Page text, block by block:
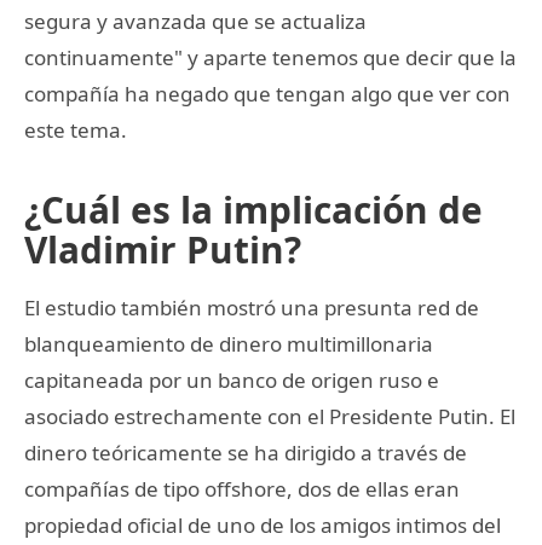
segura y avanzada que se actualiza
continuamente" y aparte tenemos que decir que la
compañía ha negado que tengan algo que ver con
este tema.
¿Cuál es la implicación de
Vladimir Putin?
El estudio también mostró una presunta red de
blanqueamiento de dinero multimillonaria
capitaneada por un banco de origen ruso e
asociado estrechamente con el Presidente Putin. El
dinero teóricamente se ha dirigido a través de
compañías de tipo offshore, dos de ellas eran
propiedad oficial de uno de los amigos intimos del